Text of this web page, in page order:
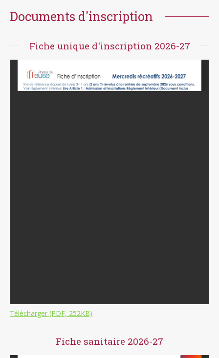
Documents d'inscription
Fiche unique d'inscription 2026-27
Télécharger (PDF, 252KB)
Fiche sanitaire 2026-27